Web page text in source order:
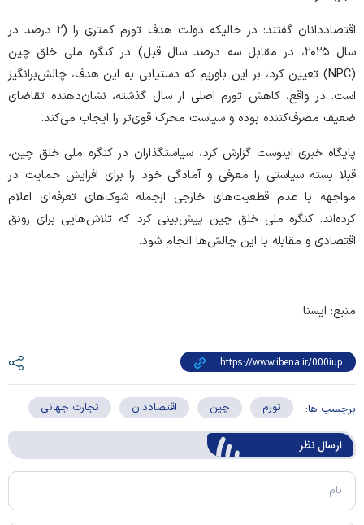
اقتصاددانان گفتند: در حالیکه دولت هدف تورم کمتری را (۲ درصد در
سال ۲۰۲۵، در مقابل سه درصد سال قبل) در کنگره ملی خلق چین
(NPC) تعیین کرد، بر این باوریم که دستیابی به این هدف، چالش‌برانگیز
است. در واقع، کاهش تورم اصلی از سال گذشته، نشان‌دهنده تقاضای
ضعیف مصرف‌کننده بوده و سیاست محرک قوی‌تر را ایجاب می‌کند.
پایگاه خبری اینوست گزارش کرد، سیاستگذاران در کنگره ملی خلق چین،
قبلا بسته سیاستی را معرفی و آمادگی خود را برای افزایش حمایت در
مواجهه با عدم قطعیت‌های خارجی ازجمله شوک‌های تعرفه‌ای اعلام
کرده‌اند. کنگره ملی خلق چین پیش‌بینی کرد که تلاش‌هایی برای رونق
اقتصادی و مقابله با این چالش‌ها انجام شود.
منبع: ایسنا
برچسب ها: تورم چین اقتصاددان تجارت جهانی
ارسال‌ نظر